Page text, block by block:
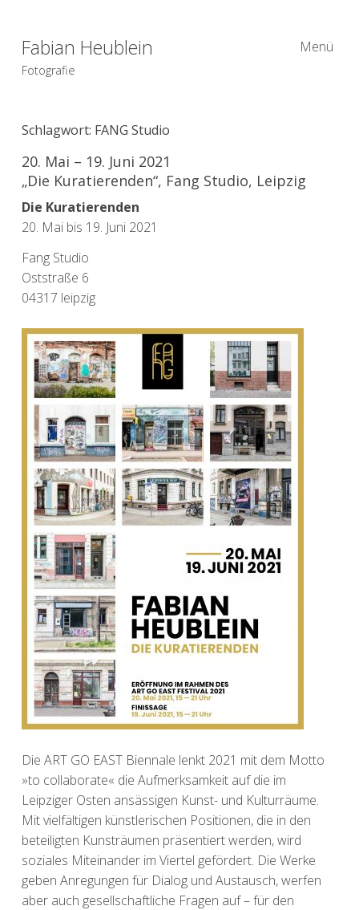
Fabian Heublein
Fotografie
Menü
Schlagwort: FANG Studio
20. Mai – 19. Juni 2021
„Die Kuratierenden“, Fang Studio, Leipzig
Die Kuratierenden
20. Mai bis 19. Juni 2021
Fang Studio
Oststraße 6
04317 leipzig
Die ART GO EAST Biennale lenkt 2021 mit dem Motto
»to collaborate« die Aufmerksamkeit auf die im
Leipziger Osten ansässigen Kunst- und Kulturräume.
Mit vielfältigen künstlerischen Positionen, die in den
beteiligten Kunsträumen präsentiert werden, wird
soziales Miteinander im Viertel gefördert. Die Werke
geben Anregungen für Dialog und Austausch, werfen
aber auch gesellschaftliche Fragen auf – für den